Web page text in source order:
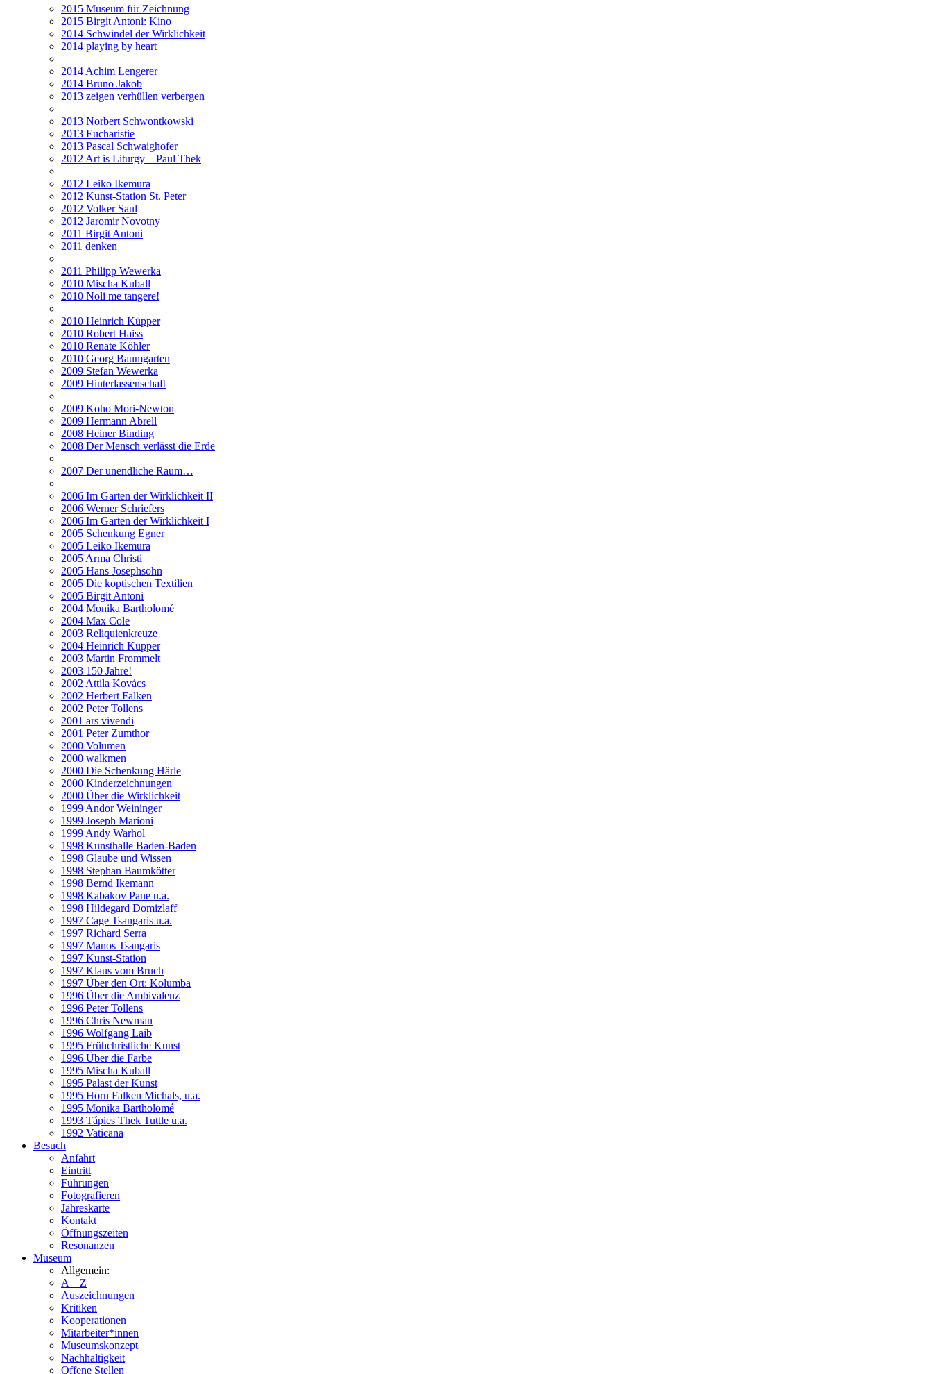
2015 Museum für Zeichnung
2015 Birgit Antoni: Kino
2014 Schwindel der Wirklichkeit
2014 playing by heart
2014 Achim Lengerer
2014 Bruno Jakob
2013 zeigen verhüllen verbergen
2013 Norbert Schwontkowski
2013 Eucharistie
2013 Pascal Schwaighofer
2012 Art is Liturgy – Paul Thek
2012 Leiko Ikemura
2012 Kunst-Station St. Peter
2012 Volker Saul
2012 Jaromir Novotny
2011 Birgit Antoni
2011 denken
2011 Philipp Wewerka
2010 Mischa Kuball
2010 Noli me tangere!
2010 Heinrich Küpper
2010 Robert Haiss
2010 Renate Köhler
2010 Georg Baumgarten
2009 Stefan Wewerka
2009 Hinterlassenschaft
2009 Koho Mori-Newton
2009 Hermann Abrell
2008 Heiner Binding
2008 Der Mensch verlässt die Erde
2007 Der unendliche Raum…
2006 Im Garten der Wirklichkeit II
2006 Werner Schriefers
2006 Im Garten der Wirklichkeit I
2005 Schenkung Egner
2005 Leiko Ikemura
2005 Arma Christi
2005 Hans Josephsohn
2005 Die koptischen Textilien
2005 Birgit Antoni
2004 Monika Bartholomé
2004 Max Cole
2003 Reliquienkreuze
2004 Heinrich Küpper
2003 Martin Frommelt
2003 150 Jahre!
2002 Attila Kovács
2002 Herbert Falken
2002 Peter Tollens
2001 ars vivendi
2001 Peter Zumthor
2000 Volumen
2000 walkmen
2000 Die Schenkung Härle
2000 Kinderzeichnungen
2000 Über die Wirklichkeit
1999 Andor Weininger
1999 Joseph Marioni
1999 Andy Warhol
1998 Kunsthalle Baden-Baden
1998 Glaube und Wissen
1998 Stephan Baumkötter
1998 Bernd Ikemann
1998 Kabakov Pane u.a.
1998 Hildegard Domizlaff
1997 Cage Tsangaris u.a.
1997 Richard Serra
1997 Manos Tsangaris
1997 Kunst-Station
1997 Klaus vom Bruch
1997 Über den Ort: Kolumba
1996 Über die Ambivalenz
1996 Peter Tollens
1996 Chris Newman
1996 Wolfgang Laib
1995 Frühchristliche Kunst
1996 Über die Farbe
1995 Mischa Kuball
1995 Palast der Kunst
1995 Horn Falken Michals, u.a.
1995 Monika Bartholomé
1993 Tápies Thek Tuttle u.a.
1992 Vaticana
Besuch
Anfahrt
Eintritt
Führungen
Fotografieren
Jahreskarte
Kontakt
Öffnungszeiten
Resonanzen
Museum
Allgemein:
A – Z
Auszeichnungen
Kritiken
Kooperationen
Mitarbeiter*innen
Museumskonzept
Nachhaltigkeit
Offene Stellen